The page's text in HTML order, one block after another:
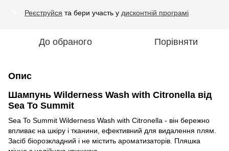
Реєструйся та бери участь у дисконтній програмі
До обраного Порівняти
Опис
Шампунь Wilderness Wash with Citronella від
Sea To Summit
Sea To Summit Wilderness Wash with Citronella - він бережно
впливає на шкіру і тканини, ефективний для видалення плям.
Засіб біорозкладний і не містить ароматизаторів. Пляшка